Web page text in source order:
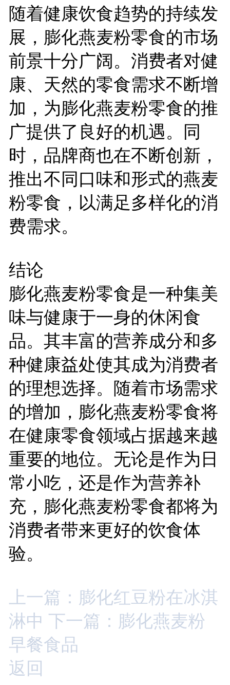
随着健康饮食趋势的持续发
展，膨化燕麦粉零食的市场
前景十分广阔。消费者对健
康、天然的零食需求不断增
加，为膨化燕麦粉零食的推
广提供了良好的机遇。同
时，品牌商也在不断创新，
推出不同口味和形式的燕麦
粉零食，以满足多样化的消
费需求。
结论
膨化燕麦粉零食是一种集美
味与健康于一身的休闲食
品。其丰富的营养成分和多
种健康益处使其成为消费者
的理想选择。随着市场需求
的增加，膨化燕麦粉零食将
在健康零食领域占据越来越
重要的地位。无论是作为日
常小吃，还是作为营养补
充，膨化燕麦粉零食都将为
消费者带来更好的饮食体
验。
上一篇：膨化红豆粉在冰淇
淋中 下一篇：膨化燕麦粉
早餐食品
返回